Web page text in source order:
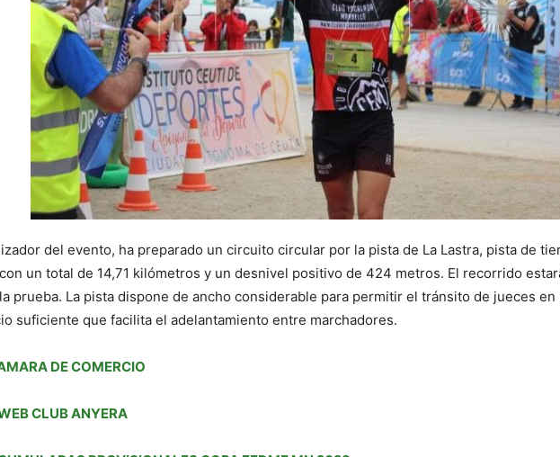
del evento, ha preparado un circuito circular por la pista de La Lastra, pista de
un total de 14,71 kilómetros y un desnivel positivo de 424 metros. El recorrido
prueba. La pista dispone de ancho considerable para permitir el tránsito de jueces
suficiente que facilita el adelantamiento entre marchadores.
DE COMERCIO
CLUB ANYERA